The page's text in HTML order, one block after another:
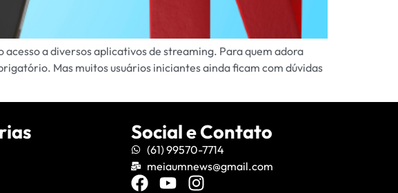
a diversos aplicativos de streaming. Para quem adora
Mas muitos usuários iniciantes ainda ficam com dúvidas
Social e Contato
(61) 99570-7714
meiaumnews@gmail.com